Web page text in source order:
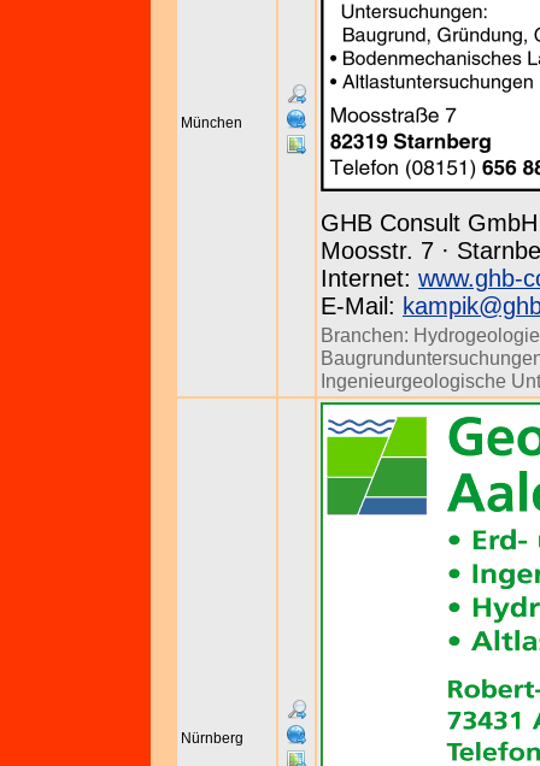
München
GHB Consult GmbH
Moosstr. 7 ·
Internet: www.ghb-
E-Mail:
Branchen: Hydrogeologie
Ingenieurgeologische
Nürnberg